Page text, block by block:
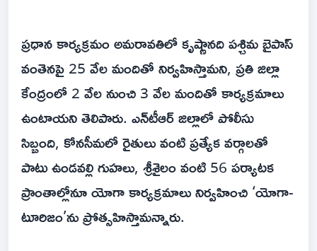
ప్రధాన కార్యక్రమం అమరావతిలో కృష్ణానది పశ్చిమ బైపాస్
వంతెనపై 25 వేల మందితో నిర్వహిస్తామని, ప్రతి జిల్లా
కేంద్రంలో 2 వేల నుంచి 3 వేల మందితో కార్యక్రమాలు
ఉంటాయని తెలిపారు. ఎన్‌టీఆర్ జిల్లాలో పోలీసు
సిబ్బంది, కోనసీమలో రైతులు వంటి ప్రత్యేక వర్గాలతో
పాటు ఉండవల్లి గుహలు, శ్రీశైలం వంటి 56 పర్యాటక
ప్రాంతాల్లోనూ యోగా కార్యక్రమాలు నిర్వహించి ‘యోగా-
టూరిజం’ను ప్రోత్సహిస్తామన్నారు.